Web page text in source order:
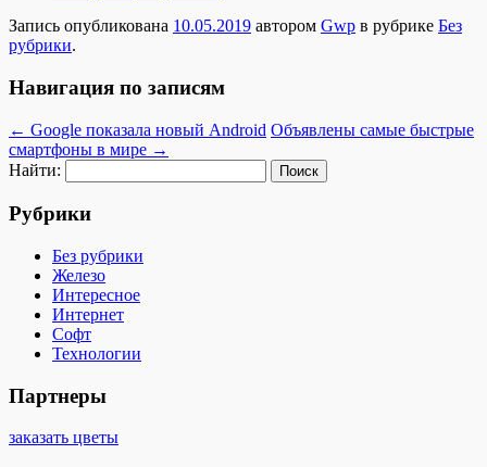
Запись опубликована 10.05.2019 автором Gwp в рубрике Без
рубрики.
Навигация по записям
← Google показала новый Android Объявлены самые быстрые
смартфоны в мире →
Найти:
Рубрики
Без рубрики
Железо
Интересное
Интернет
Софт
Технологии
Партнеры
заказать цветы